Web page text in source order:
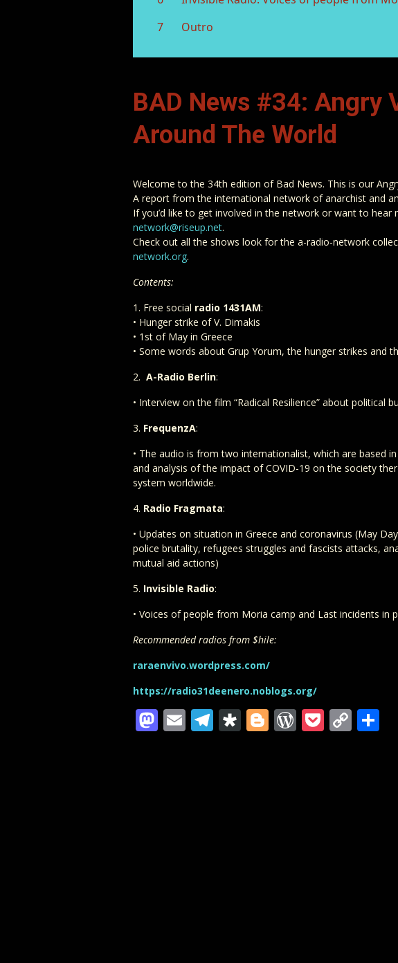
BAD News #34: Angry
Around The World
Welcome to the 34th edition of Bad News. This is our
A report from the international network of anarchist and
If you’d like to get involved in the network or want to hear
network@riseup.net.
Check out all the shows look for the a-radio-network
network.org.
Contents:
1. Free social radio 1431AM:
• Hunger strike of V. Dimakis
• 1st of May in Greece
• Some words about Grup Yorum, the hunger strikes and
2. A-Radio Berlin:
• Interview on the film “Radical Resilience” about political
3. FrequenzA:
• The audio is from two internationalist, which are based
and analysis of the impact ofCOVID-19 on the society
system worldwide.
4. Radio Fragmata:
• Updates on situation in Greece and coronavirus (May
police brutality, refugees struggles and fascists attacks,
mutual aid actions)
5. Invisible Radio:
• Voices of people from Moria camp and Last incidents in
Recommended radios from $hile:
raraenvivo.wordpress.com/
https://radio31deenero.noblogs.org/
Mastodon
EmailTelegram
Diaspora
Blogger
WordPress
Pocket
Copy